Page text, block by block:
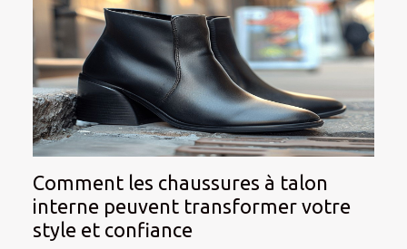
Comment les chaussures à talon
interne peuvent transformer votre
style et confiance